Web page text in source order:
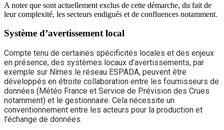
A noter que sont actuellement exclus de cette démarche, du fait de
leur complexité, les secteurs endigués et de confluences notamment.
Système d’avertissement local
Compte tenu de certaines spécificités locales et des enjeux
en présence, des systèmes locaux d’avertissements, par
exemple sur Nîmes le réseau ESPADA, peuvent être
développés en étroite collaboration entre les fournisseurs de
données (Météo France et Service de Prévision des Crues
notamment) et le gestionnaire. Cela nécessite un
conventionnement entre les acteurs pour la production et
l'échange de données.